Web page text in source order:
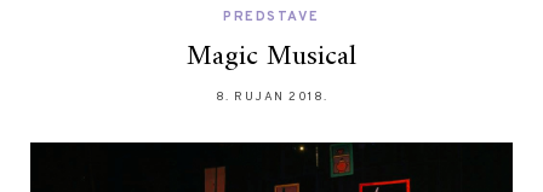
PREDSTAVE
Magic Musical
8. RUJAN 2018.